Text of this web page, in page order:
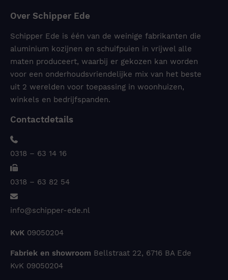
Over Schipper Ede
Schipper Ede is één van de weinige fabrikanten die
aluminium kozijnen en schuifpuien in vrijwel alle
maten produceert, waarbij er gekozen kan worden
voor een onderhoudsvriendelijke mix van het beste
uit 2 werelden voor toepassing in woonhuizen,
winkels en bedrijfspanden.
Contactdetails
0318 – 63 14 16
0318 – 63 82 54
info@schipper-ede.nl
KvK 09050204
Fabriek en showroom Bellstraat 22, 6716 BA Ede
KvK 09050204